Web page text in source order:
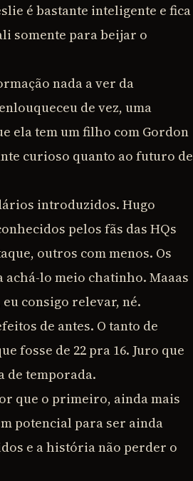
é bastante inteligente e fica
somente para beijar o
nada a ver da
de vez, uma
ela tem um filho com Gordon
curioso quanto ao futuro de
introduzidos. Hugo
pelos fãs das HQs
outros com menos. Os
lo meio chatinho. Maaas
consigo relevar, né.
de antes. O tanto de
fosse de 22 pra 16. Juro que
de temporada.
que o primeiro, ainda mais
potencial para ser ainda
e a história não perder o